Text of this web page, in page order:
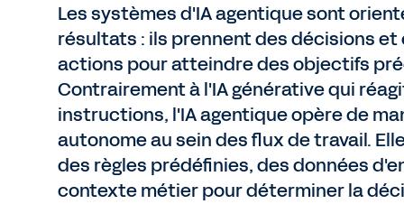
Les systèmes d'IA agentique sont
résultats : ils prennent des décisions et
actions pour atteindre des objectifs
Contrairement à l'IA générative qui
instructions, l'IA agentique opère de
autonome au sein des flux de travail.
des règles prédéfinies, des données
contexte métier pour déterminer la